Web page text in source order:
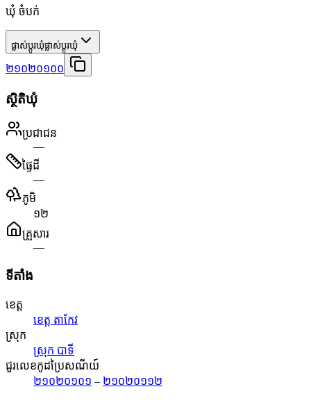
ឃុំ ចំបក់
ផ្លាស់ប្តូរឃុំផ្លាស់ប្តូរឃុំ
២១០២០១០០
ស្ថិតិឃុំ
ប្រជាជន
—
ផ្ទៃដី
—
ភូមិ
១២
គ្រួសារ
—
ទីតាំង
ខេត្ត
ខេត្ត តាកែវ
ស្រុក
ស្រុក បាទី
ជួរលេខកូដប្រៃសណីយ៍
២១០២០១០១ – ២១០២០១១២